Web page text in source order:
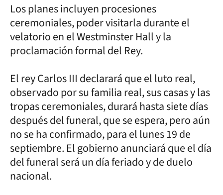
Los planes incluyen procesiones
ceremoniales, poder visitarla durante el
velatorio en el Westminster Hall y la
proclamación formal del Rey.
El rey Carlos III declarará que el luto real,
observado por su familia real, sus casas y las
tropas ceremoniales, durará hasta siete días
después del funeral, que se espera, pero aún
no se ha confirmado, para el lunes 19 de
septiembre. El gobierno anunciará que el día
del funeral será un día feriado y de duelo
nacional.